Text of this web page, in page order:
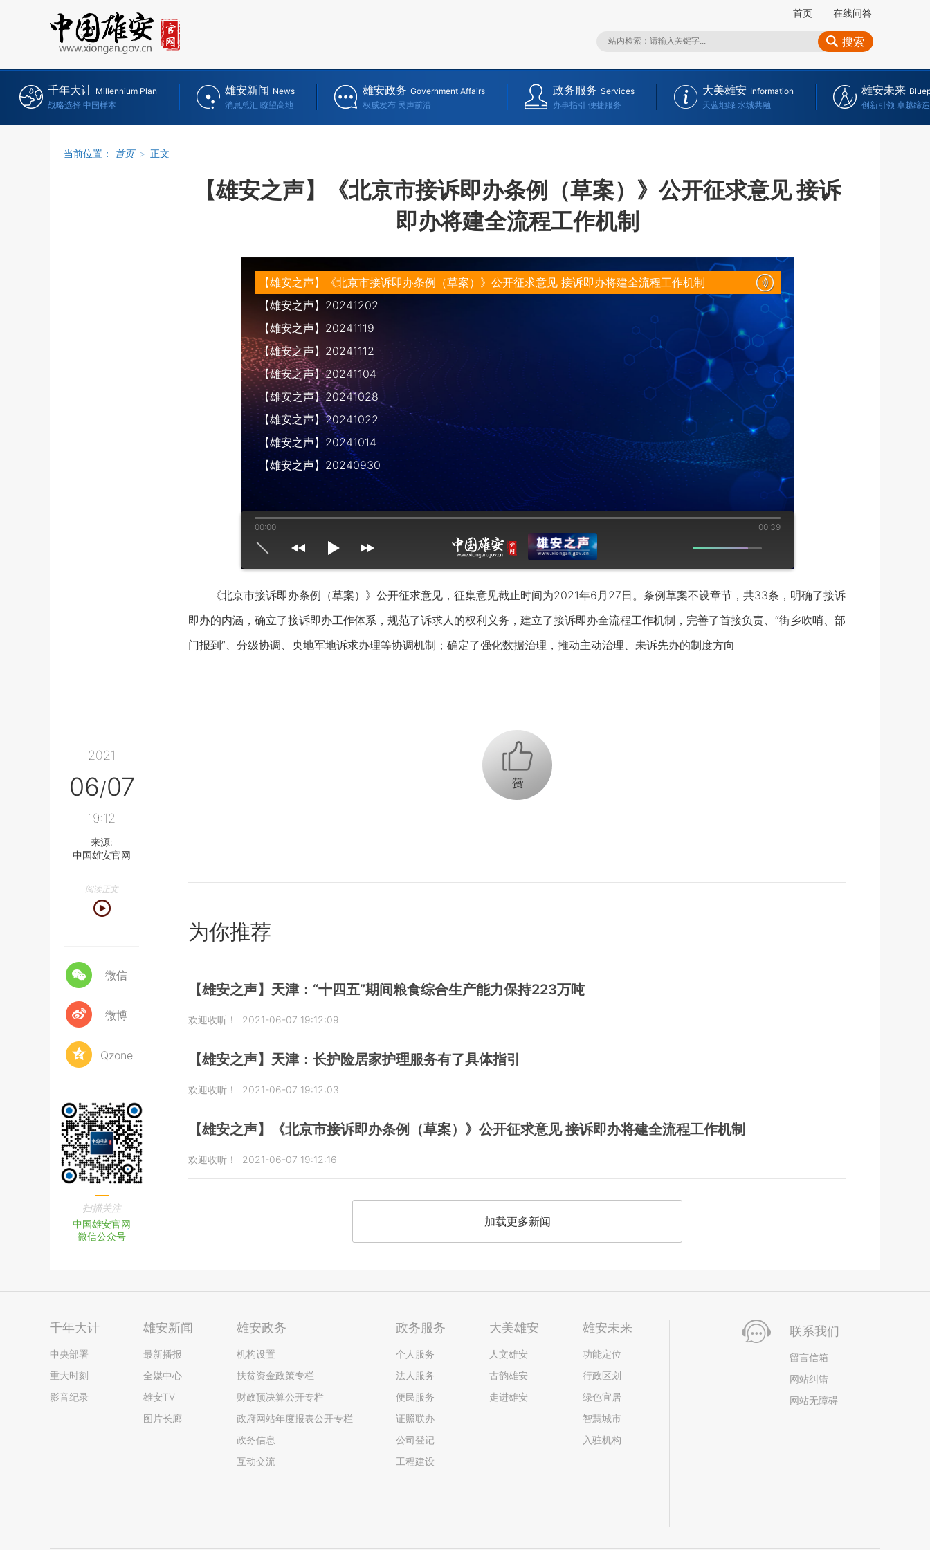
首页 在线问答
搜索
千年大计 Millennium Plan
战略选择 中国样本
雄安新闻 News
消息总汇 瞭望高地
雄安政务 Government Affairs
权威发布 民声前沿
政务服务 Services
办事指引 便捷服务
大美雄安 Information
天蓝地绿 水城共融
雄安未来
创新引领 卓越缔造
当前位置： 首页 > 正文
2021
06/07
19:12
来源:
中国雄安官网
阅读正文
微信
微博
Qzone
扫描关注
中国雄安官网
微信公众号
【雄安之声】《北京市接诉即办条例（草案）》公开征求意见 接诉
即办将建全流程工作机制
【雄安之声】《北京市接诉即办条例（草案）》公开征求意见 接诉即办将建全流程工作机制
【雄安之声】20241202
【雄安之声】20241119
【雄安之声】20241112
【雄安之声】20241104
【雄安之声】20241028
【雄安之声】20241022
【雄安之声】20241014
【雄安之声】20240930
00:00 00:39
mute max volume
《北京市接诉即办条例 （草案）》 公开征求意见，征集意见截止时间为2021年6月27日。条例草案不设章节，共33条，明确了接诉
即办的内涵，确立了接诉即办工作体系，规范了诉求人的权利义务，建立了接诉即办全流程工作机制，完善了首接负责、“街乡吹哨、部
门报到”、分级协调、央地军地诉求办理等协调机制；确定了强化数据治理，推动主动治理、未诉先办的制度方向
+1
为你推荐
【雄安之声】天津：“十四五”期间粮食综合生产能力保持223万吨
欢迎收听！ 2021-06-07 19:12:09
【雄安之声】天津：长护险居家护理服务有了具体指引
欢迎收听！ 2021-06-07 19:12:03
【雄安之声】《北京市接诉即办条例（草案）》公开征求意见 接诉即办将建全流程工作机制
欢迎收听！ 2021-06-07 19:12:16
加载更多新闻
千年大计
中央部署
重大时刻
影音纪录
雄安新闻
最新播报
全媒中心
雄安TV
图片长廊
雄安政务
机构设置
扶贫资金政策专栏
财政预决算公开专栏
政府网站年度报表公开专栏
政务信息
互动交流
政务服务
个人服务
法人服务
便民服务
证照联办
公司登记
工程建设
大美雄安
人文雄安
古韵雄安
走进雄安
雄安未来
功能定位
行政区划
绿色宜居
智慧城市
入驻机构
联系我们
留言信箱
网站纠错
网站无障碍